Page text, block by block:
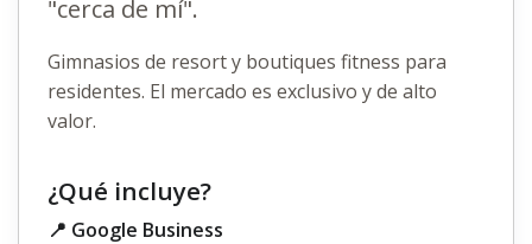
"cerca de mí".
Gimnasios de resort y boutiques fitness para
residentes. El mercado es exclusivo y de alto
valor.
¿Qué incluye?
📍 Google Business